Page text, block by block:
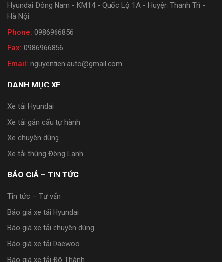
Hyundai Đông Nam - KM14 - Quốc Lộ 1A - Huyện Thanh Trì -
Hà Nội
Phone: 0986966856
Fax: 0986966856
Email: nguyentien.auto@gmail.com
DANH MỤC XE
Xe tải Hyundai
Xe tải gắn cẩu tự hành
Xe chuyên dùng
Xe tải thùng Đông Lạnh
BÁO GIÁ – TIN TỨC
Tin tức – Tư vấn
Báo giá xe tải Hyundai
Báo giá xe tải chuyên dùng
Báo giá xe tải Daewoo
Báo giá xe tải Đô Thành